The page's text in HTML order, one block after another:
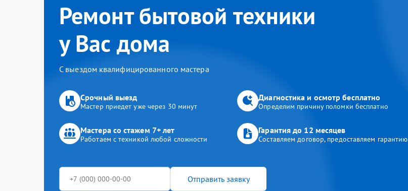
Ремонт бытовой техники
у Вас дома
С выездом квалифицированного мастера
Срочный выезд
Мастер приедет уже через 30 минут
Диагностика и осмотр бесплатно
Определим причину поломки бесплатно
Мастера со стажем 7+ лет
Работаем с техникой любой сложности
Гарантия до 12 месяцев
Составляем договор, предоставляем гарантию
Отправить заявку